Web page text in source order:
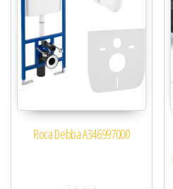
Roca Debba A346997000